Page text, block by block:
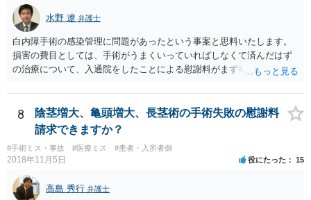
水野 遼 弁護士
白内障手術の感染管理に問題があったという事案と思料いたします。
損害の費目としては、手術がうまくいっていればしなくて済んだはず
の治療について、入通院をしたことによる慰謝料がまず挙げられ、こ
が残った場合には、後遺症についての慰謝料や、逸失利益なども請求
の対象になってきます。 あくまでケースバイケースなので、今回の事
案に必ずしも当てはまるものとは言い切れませんが、過去の裁判例を
見ると、白内障の手術に失敗して片目の視力がほぼ失われたような事
案の場合、800万円程度の慰謝料が認められた事案もあります。 医療
事故の場合、相手が保険を使った対応になることが多いため、交渉を
円滑に進めるためには早期に弁護士委任された方がよいのではないか
と思います。
8
陰茎増大、亀頭増大、長茎術の手術失敗の慰謝料
請求できますか？
#手術ミス・事故 #医療ミス #患者・入所者側
2018年11月5日 役にたった 15
高島 秀行 弁護士